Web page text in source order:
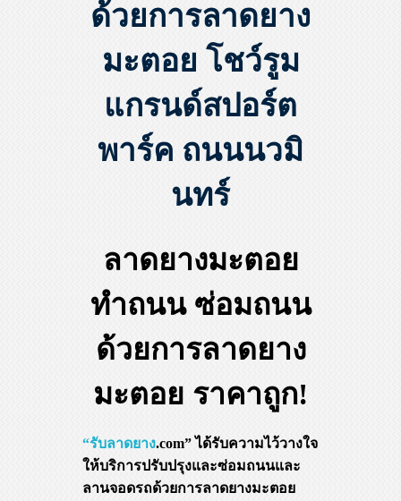
ด้วยการลาดยาง
มะตอย โชว์รูม
แกรนด์สปอร์ต
พาร์ค ถนนนวมิ
นทร์
ลาดยางมะตอย
ทำถนน ซ่อมถนน
ด้วยการลาดยาง
มะตอย ราคาถูก!
“รับลาดยาง.com” ได้รับความไว้วางใจ
ให้บริการปรับปรุงและซ่อมถนนและ
ลานจอดรถด้วยการลาดยางมะตอย